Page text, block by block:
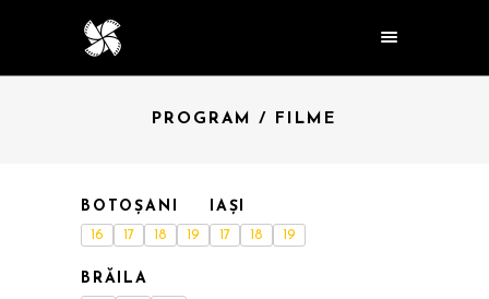
PROGRAM / FILME
BOTOȘANI
16 17 18 19
IAȘI
17 18 19
BRĂILA